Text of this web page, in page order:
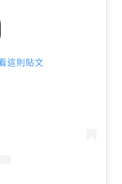
這則貼文